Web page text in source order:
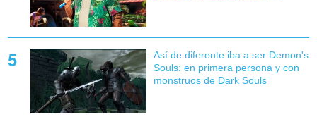
Así de diferente iba a ser Demon's
Souls: en primera persona y con
monstruos de Dark Souls